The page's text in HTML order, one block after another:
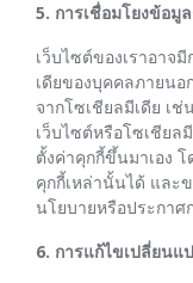
5. การเชื่อมโยงข้อมู
เว็บไซต์ของเราอาจ
เดียของบุคคลภายนอ
จากโซเชียลมีเดีย เ
เว็บไซต์หรือโซเชียล
ตั้งค่าคุกกี้ขึ้นมาเอง
คุกกี้เหล่านั้นได้ และ
นโยบายหรือประกา
6. การแก้ไขเปลี่ยนแ